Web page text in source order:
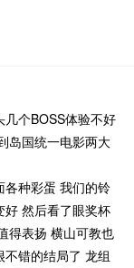
个BOSS体验不好
岛国统一电影两大
各种彩蛋 我们的铃
好 然后看了眼奖杯
得表扬 横山可教也
错的结局了 龙组